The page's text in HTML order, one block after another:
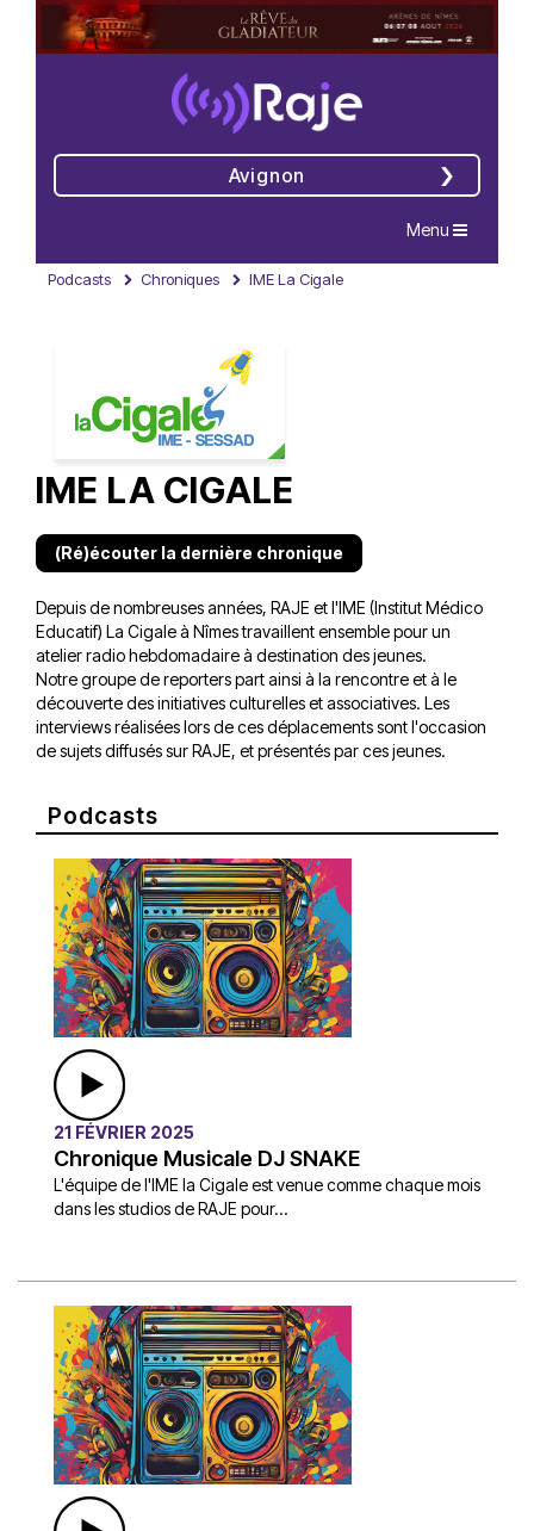
Avignon
Navigation
Menu
Podcasts Chroniques IME La Cigale
IME LA CIGALE
(Ré)écouter la dernière chronique
Depuis de nombreuses années, RAJE et l'IME (Institut Médico
Educatif) La Cigale à Nîmes travaillent ensemble pour un
atelier radio hebdomadaire à destination des jeunes.
Notre groupe de reporters part ainsi à la rencontre et à le
découverte des initiatives culturelles et associatives. Les
interviews réalisées lors de ces déplacements sont l'occasion
de sujets diffusés sur RAJE, et présentés par ces jeunes.
Podcasts
21 FÉVRIER 2025
Chronique Musicale DJ SNAKE
L'équipe de l'IME la Cigale est venue comme chaque mois
dans les studios de RAJE pour...